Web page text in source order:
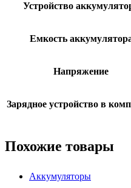
Устройство
Емкость
Напряжение
Зарядное устройство в
Похожие товары
Аккумуляторы